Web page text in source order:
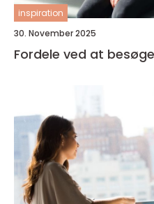
inspiration
30. November 2025
Fordele ved at